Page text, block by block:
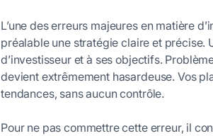
L’une des erreurs majeures en matière
préalable une stratégie claire et précise.
d’investisseur et à ses objectifs.
devient extrêmement hasardeuse. Vos
tendances, sans aucun contrôle.
Pour ne pas commettre cette erreur, il